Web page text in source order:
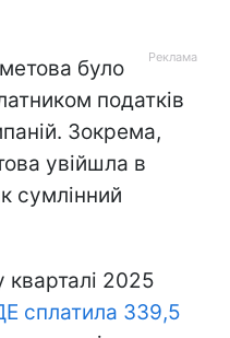
було
податків
Зокрема,
увійшла в
сумлінний
2025
сплатила 339,5